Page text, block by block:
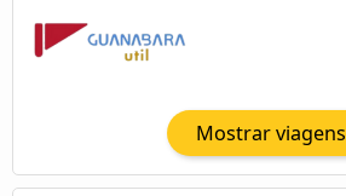
Mostrar viagens